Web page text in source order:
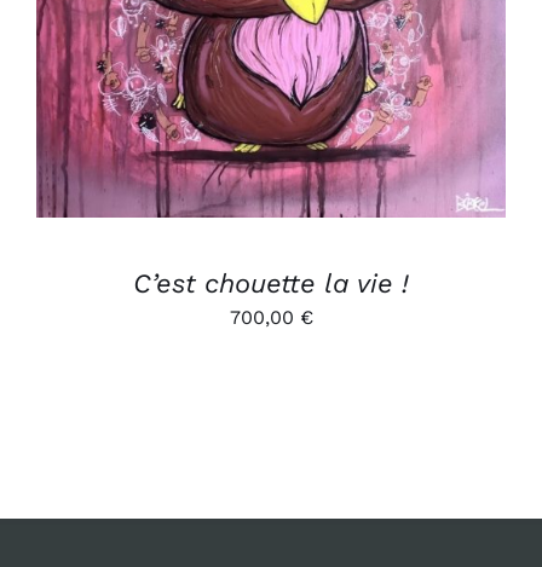
C’est chouette la vie !
700,00 €